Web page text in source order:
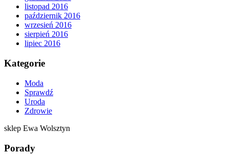
listopad 2016
październik 2016
wrzesień 2016
sierpień 2016
lipiec 2016
Kategorie
Moda
Sprawdź
Uroda
Zdrowie
sklep Ewa Wolsztyn
Porady